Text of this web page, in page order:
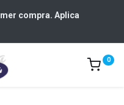
compra. Aplica
0